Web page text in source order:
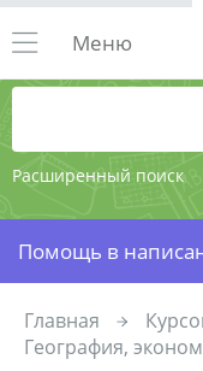
Расширенный поиск
Меню
Помощь в
Главная
География,